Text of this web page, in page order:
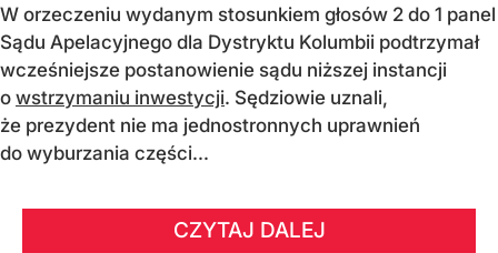
W orzeczeniu wydanym stosunkiem głosów 2 do 1 panel
Sądu Apelacyjnego dla Dystryktu Kolumbii podtrzymał
wcześniejsze postanowienie sądu niższej instancji
o wstrzymaniu inwestycji. Sędziowie uznali,
że prezydent nie ma jednostronnych uprawnień
do wyburzania części...
CZYTAJ DALEJ